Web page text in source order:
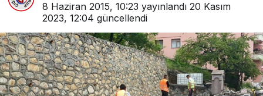
8 Haziran 2015, 10:23 yayınlandı 20 Kasım
2023, 12:04 güncellendi